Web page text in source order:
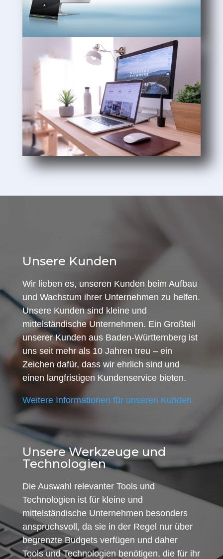
Unsere Kunden
Wir lieben es, unseren Kunden beim Aufbau
und Wachstum ihrer Unternehmen zu helfen.
Unsere Kunden sind kleine und
mittelständische Unternehmen. Ein Großteil
unserer Kunden aus Baden-Württemberg ist
uns seit mehr als 10 Jahren treu – ein
Zeichen dafür, dass wir ehrlich sind und
einen langfristigen Kundenservice bieten.
Weitere Informationen für unseren Kunden
Unsere Werkzeuge und
Technologien
Die Auswahl relevanter Tools und
Technologien ist für kleine und
mittelständische Unternehmen besonders
anspruchsvoll, da sie in der Regel nur über
begrenzte Budgets verfügen und daher
Tools und Technologien benötigen, die für ihr